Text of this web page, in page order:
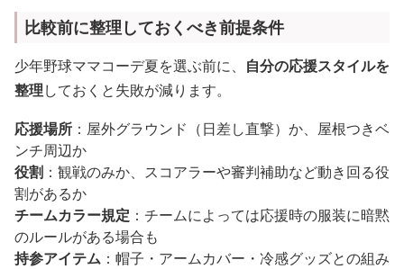
比較前に整理しておくべき前提条件
少年野球ママコーデ夏を選ぶ前に、 自分の応援スタイルを
整理しておくと失敗が減ります。
応援場所 ：屋外グラウンド（日差し直撃）か、屋根つきベ
ンチ周辺か
役割 ：観戦のみか、スコアラーや審判補助など動き回る役
割があるか
チームカラー規定 ：チームによっては応援時の服装に暗黙
のルールがある場合も
持参アイテム ：帽子・アームカバー・冷感グッズとの組み